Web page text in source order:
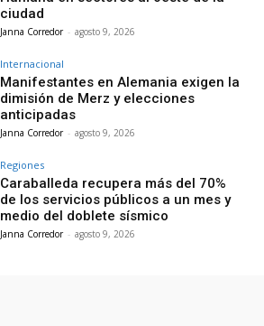
ciudad
Janna Corredor - agosto 9, 2026
Internacional
Manifestantes en Alemania exigen la
dimisión de Merz y elecciones
anticipadas
Janna Corredor - agosto 9, 2026
Regiones
Caraballeda recupera más del 70%
de los servicios públicos a un mes y
medio del doblete sísmico
Janna Corredor - agosto 9, 2026